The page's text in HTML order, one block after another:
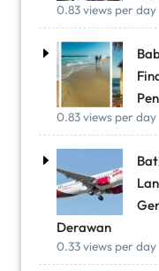
0.83 views per day
0.83 views per day
Derawan
0.33 views per day